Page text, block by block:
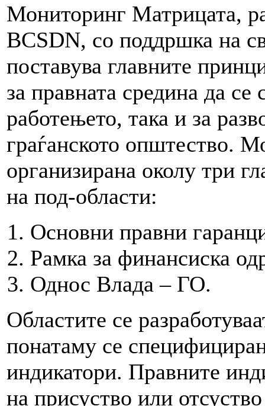
Мониторинг Матрицата,
BCSDN, со поддршка на
поставува главните
за правната средина да се
работењето, така и за
граѓанското општество.
организирана околу три
на под-области:
Основни правни
Рамка за финансиска
Однос Влада – ГО.
Областите се
понатаму се
индикатори. Правните
на присуство или